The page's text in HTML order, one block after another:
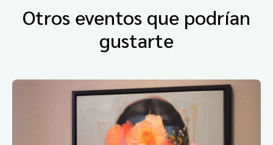
Otros eventos que podrían
gustarte